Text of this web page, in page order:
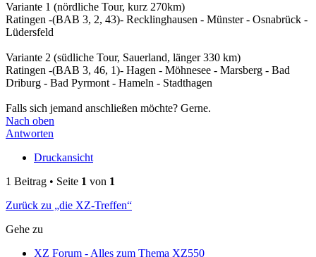
Variante 1 (nördliche Tour, kurz 270km)
Ratingen -(BAB 3, 2, 43)- Recklinghausen - Münster - Osnabrück -
Lüdersfeld
Variante 2 (südliche Tour, Sauerland, länger 330 km)
Ratingen -(BAB 3, 46, 1)- Hagen - Möhnesee - Marsberg - Bad
Driburg - Bad Pyrmont - Hameln - Stadthagen
Falls sich jemand anschließen möchte? Gerne.
Nach oben
Antworten
Druckansicht
1 Beitrag • Seite 1 von 1
Zurück zu „die XZ-Treffen“
Gehe zu
XZ Forum - Alles zum Thema XZ550